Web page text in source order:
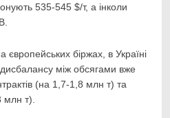
535-545 $/т, а інколи
європейських біржах, в Україні
дисбалансу між обсягами вже
(на 1,7-1,8 млн т) та
млн т).